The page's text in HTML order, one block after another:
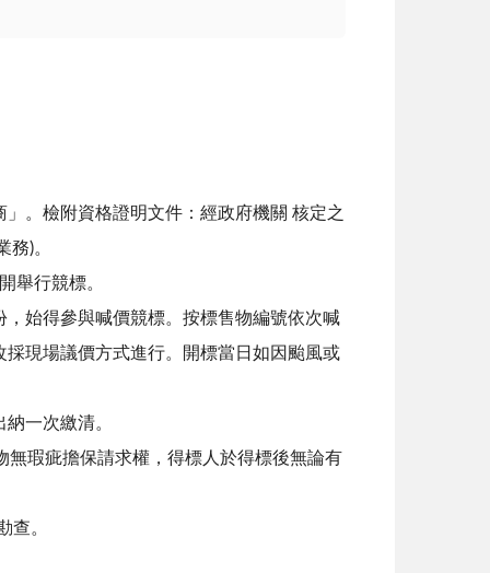
。檢附資格證明文件：經政府機關 核定之
)。
舉行競標。
始得參與喊價競標。按標售物編號依次喊
現場議價方式進行。開標當日如因颱風或
一次繳清。
瑕疵擔保請求權，得標人於得標後無論有
查。